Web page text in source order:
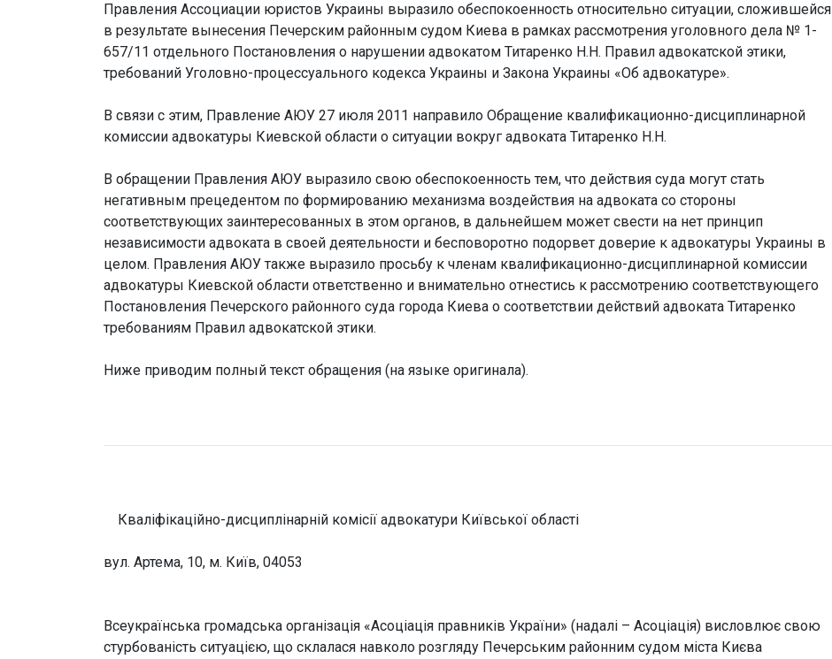
Правления Ассоциации юристов Украины выразило обеспокоенность относительно ситуации, сложившейся
в результате вынесения Печерским районным судом Киева в рамках рассмотрения уголовного дела № 1-
657/11 отдельного Постановления о нарушении адвокатом Титаренко Н.Н. Правил адвокатской этики,
требований Уголовно-процессуального кодекса Украины и Закона Украины «Об адвокатуре».
В связи с этим, Правление АЮУ 27 июля 2011 направило Обращение квалификационно-дисциплинарной
комиссии адвокатуры Киевской области о ситуации вокруг адвоката Титаренко Н.Н.
В обращении Правления АЮУ выразило свою обеспокоенность тем, что действия суда могут стать
негативным прецедентом по формированию механизма воздействия на адвоката со стороны
соответствующих заинтересованных в этом органов, в дальнейшем может свести на нет принцип
независимости адвоката в своей деятельности и бесповоротно подорвет доверие к адвокатуры Украины в
целом. Правления АЮУ также выразило просьбу к членам квалификационно-дисциплинарной комиссии
адвокатуры Киевской области ответственно и внимательно отнестись к рассмотрению соответствующего
Постановления Печерского районного суда города Киева о соответствии действий адвоката Титаренко
требованиям Правил адвокатской этики.
Ниже приводим полный текст обращения (на языке оригинала).
Кваліфікаційно-дисциплінарній комісії адвокатури Київської області
вул. Артема, 10, м. Київ, 04053
Всеукраїнська громадська організація «Асоціація правників України» (надалі – Асоціація) висловлює свою
стурбованість ситуацією, що склалася навколо розгляду Печерським районним судом міста Києва